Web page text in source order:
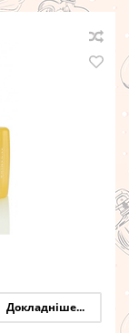
Докладніше...